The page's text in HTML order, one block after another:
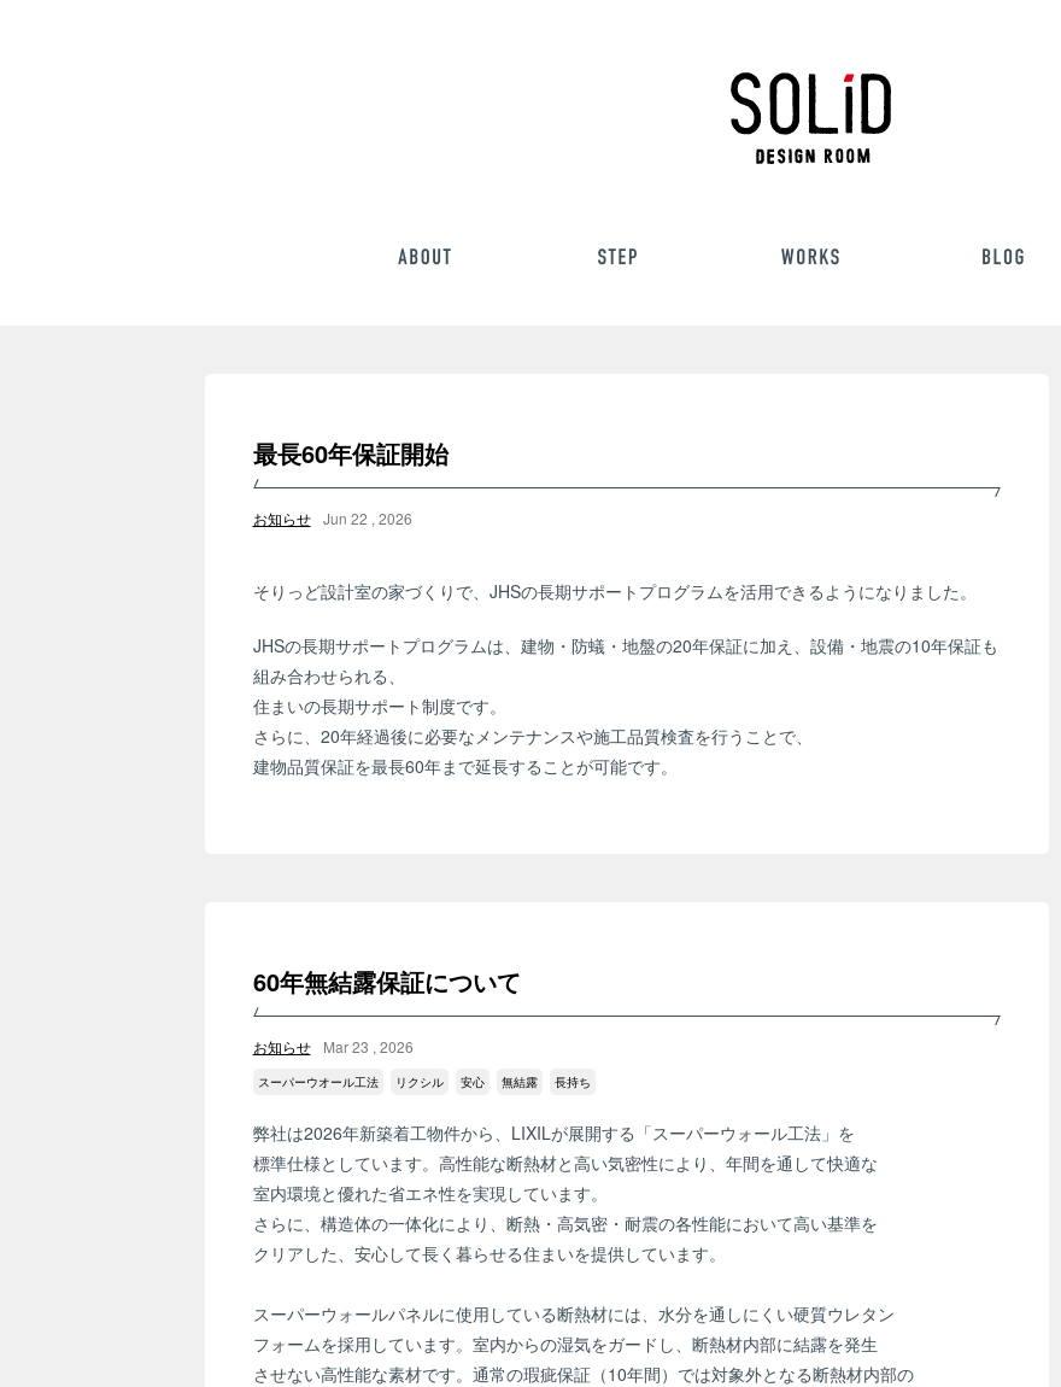
最長60年保証開始
お知らせ Jun 22 , 2026
そりっど設計室の家づくりで、JHSの長期サポートプログラムを活用できるようになりました。
JHSの長期サポートプログラムは、建物・防蟻・地盤の20年保証に加え、設備・地震の10年保証も
組み合わせられる、
住まいの長期サポート制度です。
さらに、20年経過後に必要なメンテナンスや施工品質検査を行うことで、
建物品質保証を最長60年まで延長することが可能です。
60年無結露保証について
お知らせ Mar 23 , 2026
スーパーウオール工法 リクシル 安心 無結露 長持ち
弊社は2026年新築着工物件から、LIXILが展開する「スーパーウォール工法」を
標準仕様としています。高性能な断熱材と高い気密性により、年間を通して快適な
室内環境と優れた省エネ性を実現しています。
さらに、構造体の一体化により、断熱・高気密・耐震の各性能において高い基準を
クリアした、安心して長く暮らせる住まいを提供しています。
スーパーウォールパネルに使用している断熱材には、水分を通しにくい硬質ウレタン
フォームを採用しています。室内からの湿気をガードし、断熱材内部に結露を発生
させない高性能な素材です。通常の瑕疵保証（10年間）では対象外となる断熱材内部の